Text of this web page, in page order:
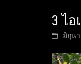
3 ไ
มิถุนา